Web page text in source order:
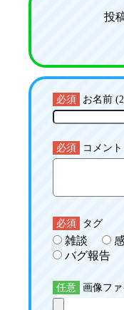
投
必須 お名前
必須 コメン
必須 タグ
雑談
バグ報告
任意 画像フ